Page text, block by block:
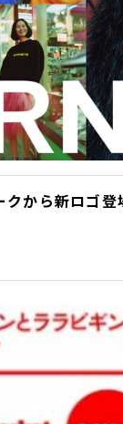
から新ロゴ登